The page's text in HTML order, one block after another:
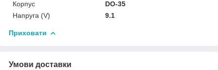
Корпус
DO-35
Напруга (V)
9.1
Приховати
Умови доставки